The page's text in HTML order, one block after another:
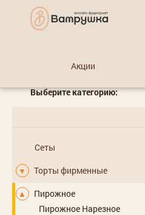
Акции
Выберите категорию:
Сеты
▼ Торты фирменные
▲
Пирожное
Пирожное Нарезное